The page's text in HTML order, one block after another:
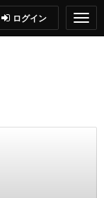
ログイン